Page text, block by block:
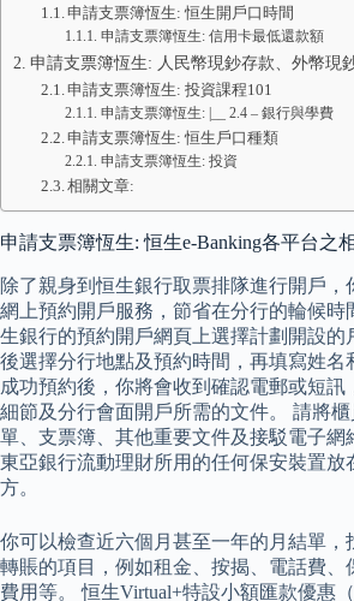
申請支票簿恆生: 恒生開戶口時間
申請支票簿恆生: 信用卡最低還款額
申請支票簿恆生: 人民幣現鈔存款、外幣現
申請支票簿恆生: 投資課程101
申請支票簿恆生: |__ 2.4 – 銀行與學費
申請支票簿恆生: 恒生戶口種類
申請支票簿恆生: 投資
相關文章:
申請支票簿恆生: 恒生e-Banking各平台之
除了親身到恒生銀行取票排隊進行開戶，
網上預約開戶服務，節省在分行的輪候時
生銀行的預約開戶網頁上選擇計劃開設的
後選擇分行地點及預約時間，再填寫姓名
成功預約後，你將會收到確認電郵或短訊
細節及分行會面開戶所需的文件。 請將
單、支票簿、其他重要文件及接駁電子網
東亞銀行流動理財所用的任何保安裝置放
方。
你可以檢查近六個月甚至一年的月結單，
轉賬的項目，例如租金、按揭、電話費、
費用等。 恒生Virtual+特設小額匯款優惠